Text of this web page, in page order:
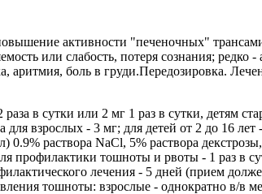
активности "печеночных"
или слабость, потеря сознания;
боль в груди.Передозировка.
в сутки или 2 мг 1 раз в сутки, детям
взрослых - 3 мг; для детей от 2 до 16
раствора NaCl, 5% раствора
профилактики тошноты и рвоты - 1 раз в
лечения - 5 дней (прием
тошноты: взрослые - однократно в/в